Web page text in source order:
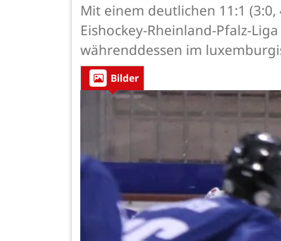
Mit einem deutlichen 11:1
Eishockey-Rheinland-Pfalz-
währenddessen im
Bilder